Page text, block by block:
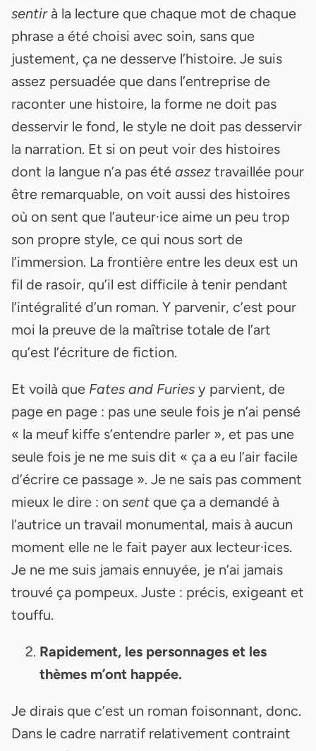
sentirà la lecture que chaque mot de chaque
phrase a été choisi avec soin, sans que
justement, ça ne desserve l’histoire. Je suis
assez persuadée que dans l’entreprise de
raconter une histoire, la forme ne doit pas
desservir le fond, le style ne doit pas desservir
la narration. Et si on peut voir des histoires
dont la langue n’a pas été assez travaillée pour
être remarquable, on voit aussi des histoires
où on sent que l’auteur·ice aime un peu trop
son propre style, ce qui nous sort de
l’immersion. La frontière entre les deux est un
fil de rasoir, qu’il est difficile à tenir pendant
l’intégralité d’un roman. Y parvenir, c’est pour
moi la preuve de la maîtrise totale de l’art
qu’est l’écriture de fiction.
Et voilà que Fates and Furies y parvient, de
page en page : pas une seule fois je n’ai pensé
« la meuf kiffe s’entendre parler », et pas une
seule fois je ne me suis dit « ça a eu l’air facile
d’écrire ce passage ». Je ne sais pas comment
mieux le dire : on sent que ça a demandé à
l’autrice un travail monumental, mais à aucun
moment elle ne le fait payer aux lecteur·ices.
Je ne me suis jamais ennuyée, je n’ai jamais
trouvé ça pompeux. Juste : précis, exigeant et
touffu.
Rapidement, les personnages et les
thèmes m’ont happée.
Je dirais que c’est un roman foisonnant, donc.
Dans le cadre narratif relativement contraint